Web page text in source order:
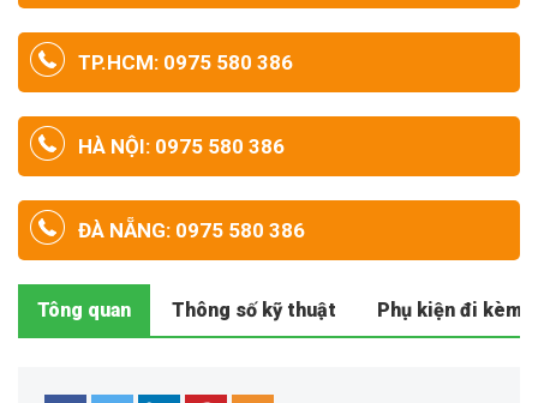
TP.HCM: 0975 580 386
HÀ NỘI: 0975 580 386
ĐÀ NẴNG: 0975 580 386
Tông quan Thông số kỹ thuật Phụ kiện đi kèm